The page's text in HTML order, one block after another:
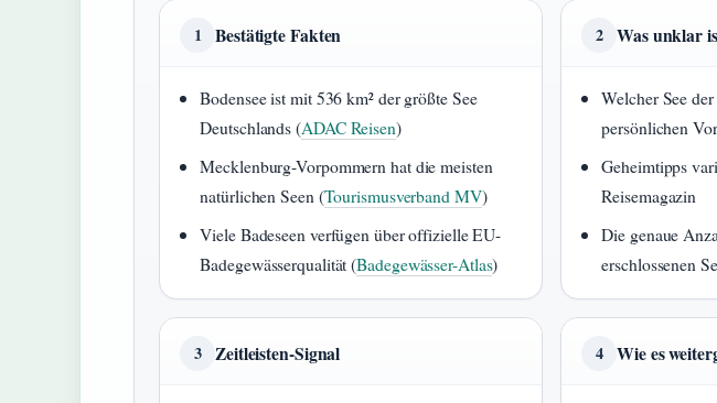
1 Bestätigte Fakten
Bodensee ist mit 536 km² der größte See
Deutschlands (ADAC Reisen)
Mecklenburg-Vorpommern hat die meisten
natürlichen Seen (Tourismusverband MV)
Viele Badeseen verfügen über offizielle EU-
Badegewässerqualität (Badegewässer-Atlas)
2 Was unklar
Welcher See
persönlichen
Geheimtipps
Reisemagazin
Die genaue
erschlossenen
3 Zeitleisten-Signal 4 Wie es